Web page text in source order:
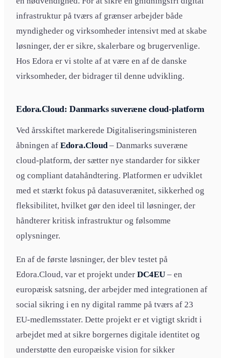
infrastruktur på tværs af grænser arbejder både
myndigheder og virksomheder intensivt med at skabe
løsninger, der er sikre, skalerbare og brugervenlige.
Hos Edora er vi stolte af at være en af de danske
virksomheder, der bidrager til denne udvikling.
Edora.Cloud: Danmarks suveræne cloud-platform
Ved årsskiftet markerede Digitaliseringsministeren
åbningen af Edora.Cloud– Danmarks suveræne
cloud-platform, der sætter nye standarder for sikker
og compliant datahåndtering. Platformen er udviklet
med et stærkt fokus på datasuverænitet, sikkerhed og
fleksibilitet, hvilket gør den ideel til løsninger, der
håndterer kritisk infrastruktur og følsomme
oplysninger.
En af de første løsninger, der blev testet på
Edora.Cloud, var et projekt under DC4EU – en
europæisk satsning, der arbejder med integrationen af
social sikring i en ny digital ramme på tværs af 23
EU-medlemsstater. Dette projekt er et vigtigt skridt i
arbejdet med at sikre borgernes digitale identitet og
understøtte den europæiske vision for sikker